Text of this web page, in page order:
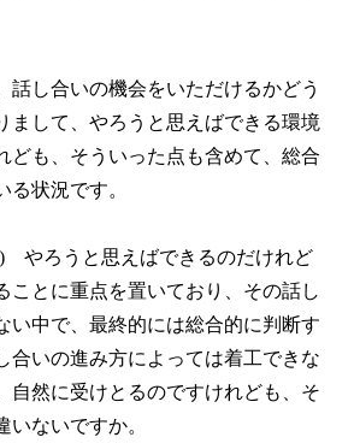
話し合いの機会をいただけるかどう
まして、やろうと思えばできる環境
ども、そういった点も含めて、総合
る状況です。
やろうと思えばできるのだけれど
ことに重点を置いており、その話し
い中で、最終的には総合的に判断す
合いの進み方によっては着工できな
自然に受けとるのですけれども、そ
いないですか。